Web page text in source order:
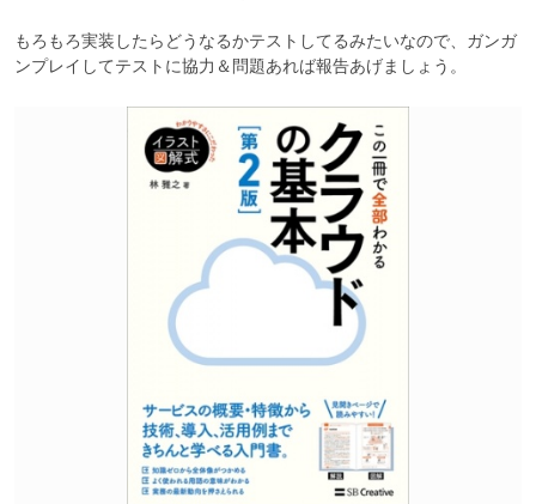
もろもろ実装したらどうなるかテストしてるみたいなので、ガンガ
ンプレイしてテストに協力＆問題あれば報告あげましょう。